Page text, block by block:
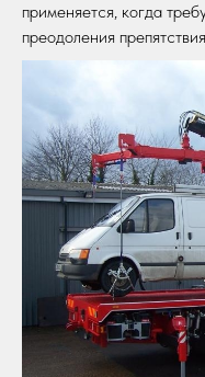
применяется, когда
преодоления